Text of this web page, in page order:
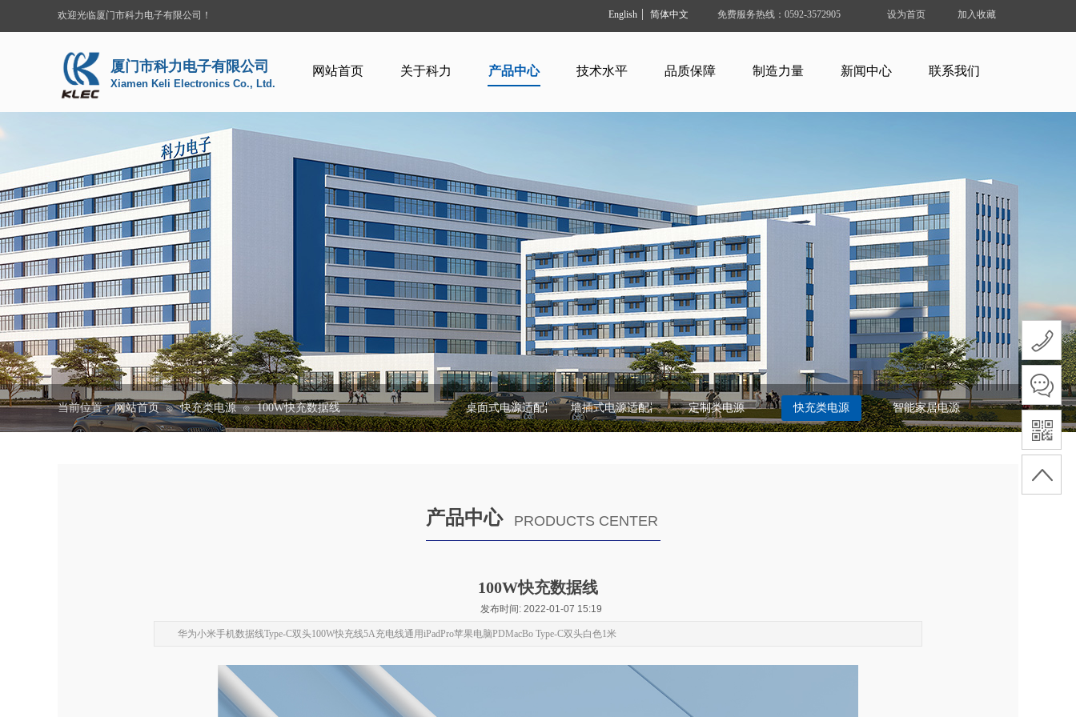
免费服务热线： 0592-3572905 设为首页 加入收藏
欢迎光临厦门市科力电子有限公司！ English 简体中文
Xiamen Keli Electronics Co., Ltd.
厦门市科力电子有限公司 网站首页 关于科力 产品中心 技术水平 品质保障 制造力量 新闻中心 联系我们
网站首页 ⊙ 快充类电源 ⊙ 100W快充数据线
当前位置： 桌面式电源适配器 墙插式电源适配器 定制类电源 快充类电源 智能家居电源
100W快充数据线
发布时间: 2022-01-07 15:19
华为小米手机数据线Type-C双头100W快充线5A充电线通用iPadPro苹果电脑PDMacBo Type-C双头白色1米
产品中心 PRODUCTS CENTER